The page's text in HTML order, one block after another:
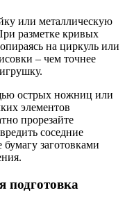
или металлическую
разметке кривых
на циркуль или
– чем точнее
острых ножниц или
элементов
прорезайте
соседние
заготовками
подготовка